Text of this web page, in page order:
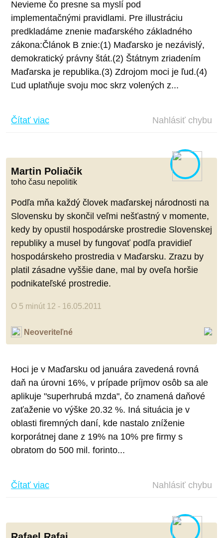
Nevieme čo presne sa myslí pod
implementačnými pravidlami. Pre illustráciu
predkladáme znenie maďarského základného
zákona:Článok B znie:(1) Maďarsko je nezávislý,
demokratický právny štát.(2) Štátnym zriadením
Maďarska je republika.(3) Zdrojom moci je ľud.(4)
Ľud uplatňuje svoju moc skrz volených z...
Čítať viac Nahlásiť chybu
Martin Poliačik
toho času nepolitik
Podľa mňa každý človek maďarskej národnosti na
Slovensku by skončil veľmi nešťastný v momente,
kedy by opustil hospodárske prostredie Slovenskej
republiky a musel by fungovať podľa pravidieľ
hospodárskeho prostredia v Maďarsku. Zrazu by
platil zásadne vyššie dane, mal by oveľa horšie
podnikateľské prostredie.
O 5 minút 12 - 16.05.2011
Neoveriteľné
Hoci je v Maďarsku od januára zavedená rovná
daň na úrovni 16%, v prípade príjmov osôb sa ale
aplikuje "superhrubá mzda", čo znamená daňové
zaťaženie vo výške 20.32 %. Iná situácia je v
oblasti firemných daní, kde nastalo zníženie
korporátnej dane z 19% na 10% pre firmy s
obratom do 500 mil. forinto...
Čítať viac Nahlásiť chybu